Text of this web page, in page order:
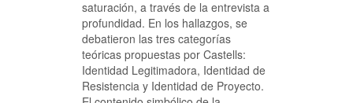
saturación, a través de la entrevista a
profundidad. En los hallazgos, se
debatieron las tres categorías
teóricas propuestas por Castells:
Identidad Legitimadora, Identidad de
Resistencia y Identidad de Proyecto.